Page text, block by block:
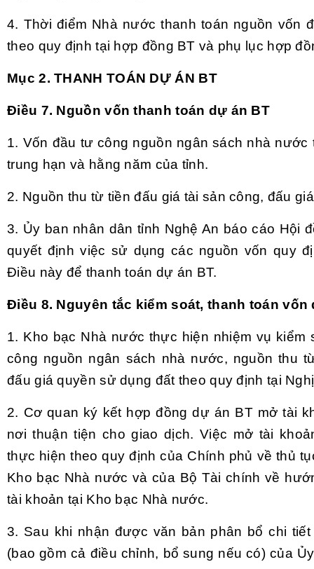
4. Thời điểm Nhà nước thanh toán nguồn vốn
theo quy định tại hợp đồng BT và phụ lục hợp
Mục 2. THANH TOÁN DỰ ÁN BT
Điều 7. Nguồn vốn thanh toán dự án BT
1. Vốn đầu tư công nguồn ngân sách nhà
trung hạn và hằng năm của tỉnh.
2. Nguồn thu từ tiền đấu giá tài sản công, đấu
3. Ủy ban nhân dân tỉnh Nghệ An báo cáo Hội
quyết định việc sử dụng các nguồn vốn quy
Điều này để thanh toán dự án BT.
Điều 8. Nguyên tắc kiểm soát, thanh toán vốn
1. Kho bạc Nhà nước thực hiện nhiệm vụ kiểm
công nguồn ngân sách nhà nước, nguồn thu
đấu giá quyền sử dụng đất theo quy định tại
2. Cơ quan ký kết hợp đồng dự án BT mở tài
nơi thuận tiện cho giao dịch. Việc mở tài
thực hiện theo quy định của Chính phủ về thủ
Kho bạc Nhà nước và của Bộ Tài chính về
tài khoản tại Kho bạc Nhà nước.
3. Sau khi nhận được văn bản phân bổ chi
(bao gồm cả điều chỉnh, bổ sung nếu có) của